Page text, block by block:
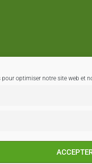
optimiser notre site web et